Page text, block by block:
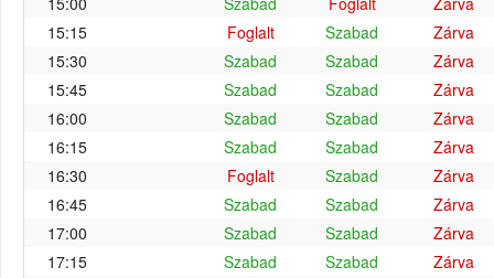
15:15
Foglalt Szabad
Zárva
15:30
Szabad Szabad
Zárva
15:45
Szabad Szabad
Zárva
16:00
Szabad Szabad
Zárva
16:15
Szabad Szabad
Zárva
16:30
Foglalt Szabad
Zárva
16:45
Szabad Szabad
Zárva
17:00
Szabad Szabad
Zárva
17:15
Szabad Szabad
Zárva